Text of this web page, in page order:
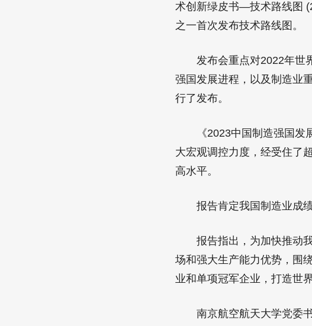
术创新绿皮书—技术路线图
之一首次发布技术路线图。
发布会重点对2022年世界
强国发展进程，以及制造业
行了发布。
《2023中国制造强国发展
大宏观调控力度，经受住了
高水平。
报告肯定我国制造业成
报告指出，为加快推动我
场和强大生产能力优势，围
业和单项冠军企业，打造世
南京航空航天大学党委书